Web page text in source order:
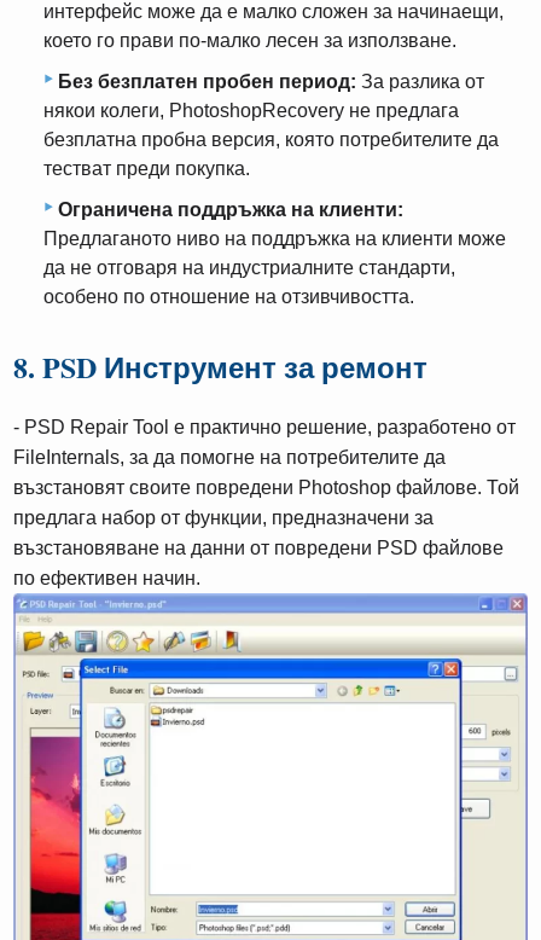
интерфейс може да е малко сложен за начинаещи,
което го прави по-малко лесен за използване.
Без безплатен пробен период: За разлика от
някои колеги, PhotoshopRecovery не предлага
безплатна пробна версия, която потребителите да
тестват преди покупка.
Ограничена поддръжка на клиенти:
Предлаганото ниво на поддръжка на клиенти може
да не отговаря на индустриалните стандарти,
особено по отношение на отзивчивостта.
8. PSD Инструмент за ремонт
- PSD Repair Tool е практично решение, разработено от
FileInternals, за да помогне на потребителите да
възстановят своите повредени Photoshop файлове. Той
предлага набор от функции, предназначени за
възстановяване на данни от повредени PSD файлове
по ефективен начин.